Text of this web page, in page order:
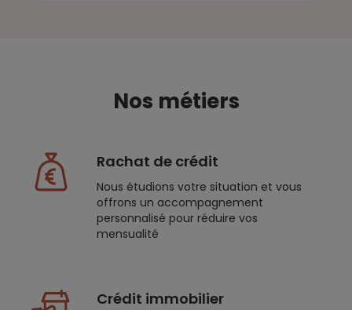
Nos métiers
Rachat de crédit
Nous étudions votre situation et vous
offrons un accompagnement
personnalisé pour réduire vos
mensualité
Crédit immobilier